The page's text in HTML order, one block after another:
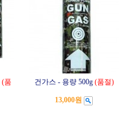
(품
건가스 - 용량 500g (품절)
13,000원